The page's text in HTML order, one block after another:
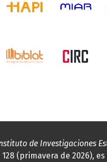
de Investigaciones
128 (primavera de 2026),